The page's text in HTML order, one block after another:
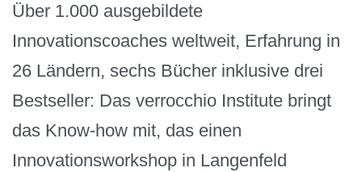
Über 1.000 ausgebildete
Innovationscoaches weltweit, Erfahrung in
26 Ländern, sechs Bücher inklusive drei
Bestseller: Das verrocchio Institute bringt
das Know-how mit, das einen
Innovationsworkshop in Langenfeld